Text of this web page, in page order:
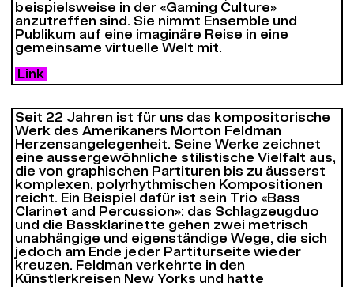
beispielsweise in der «Gaming Culture»
anzutreffen sind. Sie nimmt Ensemble und
Publikum auf eine imaginäre Reise in eine
gemeinsame virtuelle Welt mit.
Link
Seit 22 Jahren ist für uns das kompositorische
Werk des Amerikaners Morton Feldman
Herzensangelegenheit. Seine Werke zeichnet
eine aussergewöhnliche stilistische Vielfalt aus,
die von graphischen Partituren bis zu äusserst
komplexen, polyrhythmischen Kompositionen
reicht. Ein Beispiel dafür ist sein Trio «Bass
Clarinet and Percussion»: das Schlagzeugduo
und die Bassklarinette gehen zwei metrisch
unabhängige und eigenständige Wege, die sich
jedoch am Ende jeder Partiturseite wieder
kreuzen. Feldman verkehrte in den
Künstlerkreisen New Yorks und hatte